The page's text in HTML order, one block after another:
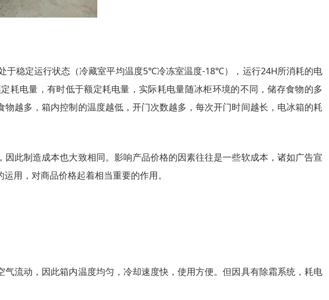
稳定运行状态（冷藏室平均温度5℃冷冻室温度-18℃），运行24H所消耗的电
耗电量，有时低于额定耗电量，实际耗电量随冰柜环境的不同，储存食物的多
越多，箱内控制的温度越低，开门次数越多，每次开门时间越长，电冰箱的耗
此制造成本也大致相同。影响产品价格的因素往往是一些软成本，诸如广告宣
用，对商品价格起着相当重要的作用。
流动，因此箱内温度均匀，冷却速度快，使用方便。但因具有除霜系统，耗电